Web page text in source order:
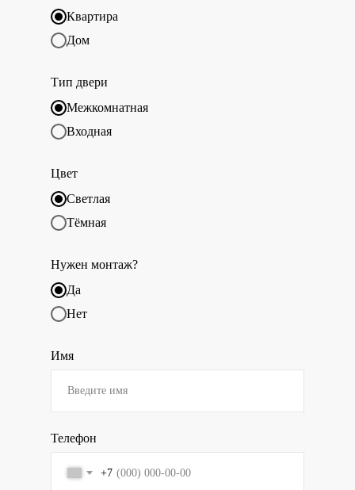
Квартира
Дом
Тип двери
Межкомнатная
Входная
Цвет
Светлая
Тёмная
Нужен монтаж?
Да
Нет
Имя
Телефон
+7